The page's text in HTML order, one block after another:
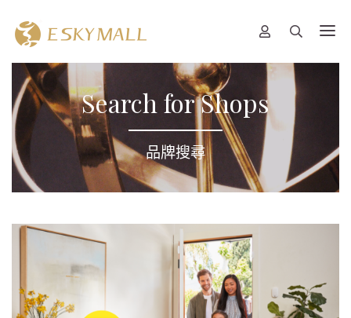
Search for Shops
品牌搜尋